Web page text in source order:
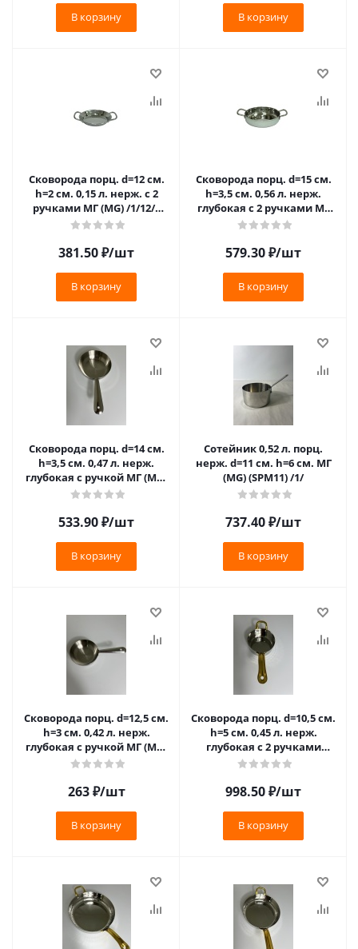
В корзину В корзину
Сковорода порц. d=12 см.
h=2 см. 0,15 л. нерж. с 2
ручками МГ (MG) /1/12/*
(MPH12)
381.50₽/шт
В корзину
Сковорода порц. d=15 см.
h=3,5 см. 0,56 л. нерж.
глубокая с 2 ручками МГ
(MG) /1/12/ (MPDH15)
579.30₽/шт
В корзину
Сковорода порц. d=14 см.
h=3,5 см. 0,47 л. нерж.
глубокая с ручкой МГ (MG)
(FPM014) /1/96/
533.90₽/шт
В корзину
Сотейник 0,52 л. порц.
нерж. d=11 см. h=6 см. МГ
(MG) (SPM11) /1/
737.40₽/шт
В корзину
Сковорода порц. d=12,5 см.
h=3 см. 0,42 л. нерж.
глубокая с ручкой МГ (MG)
(FPM125) /1/96/**
263₽/шт
В корзину
Сковорода порц. d=10,5 см.
h=5 см. 0,45 л. нерж.
глубокая с 2 ручками
латунь МГ (MG) /1/36/**
998.50₽/шт
В корзину